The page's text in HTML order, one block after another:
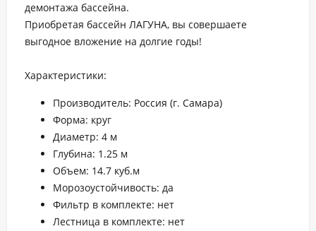
демонтажа бассейна.
Приобретая бассейн ЛАГУНА, вы совершаете
выгодное вложение на долгие годы!
Характеристики:
Производитель: Россия (г. Самара)
Форма: круг
Диаметр: 4 м
Глубина: 1.25 м
Объем: 14.7 куб.м
Морозоустойчивость: да
Фильтр в комплекте: нет
Лестница в комплекте: нет